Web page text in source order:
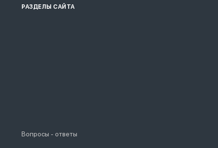
РАЗДЕЛЫ САЙТА
Вопросы - ответы